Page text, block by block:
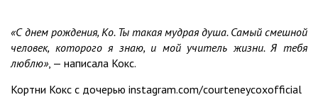
«С днем рождения, Ко. Ты такая мудрая душа. Самый смешной
человек, которого я знаю, и мой учитель жизни. Я тебя
люблю», — написала Кокс.
Кортни Кокс с дочерью instagram.com/courteneycoxofficial